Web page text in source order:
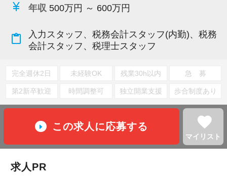
currency_yen 年収 500万円 ～ 600万円
content_paste
入力スタッフ、税務会計スタッフ(内勤)、税務
会計スタッフ、税理士スタッフ
完全週休2日 未経験OK 残業30h以内 急 募
第2新卒歓迎 時間調整可 独立開業支援 歩合制度あり
この求人に応募する favorite
マイリスト
求人PR